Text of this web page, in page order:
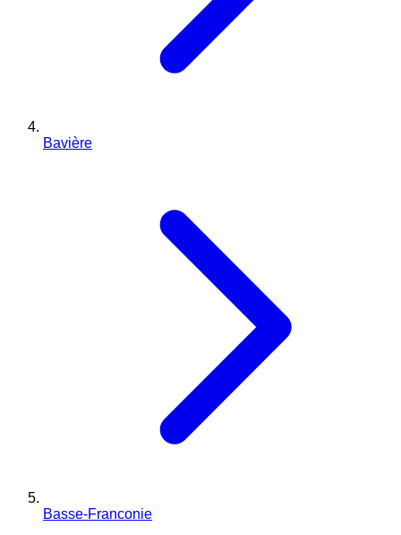
Bavière
Basse-Franconie